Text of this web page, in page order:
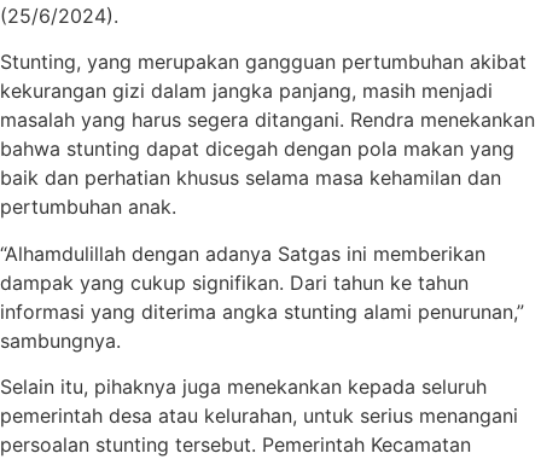
(25/6/2024).
Stunting, yang merupakan gangguan pertumbuhan akibat
kekurangan gizi dalam jangka panjang, masih menjadi
masalah yang harus segera ditangani. Rendra menekankan
bahwa stunting dapat dicegah dengan pola makan yang
baik dan perhatian khusus selama masa kehamilan dan
pertumbuhan anak.
“Alhamdulillah dengan adanya Satgas ini memberikan
dampak yang cukup signifikan. Dari tahun ke tahun
informasi yang diterima angka stunting alami penurunan,”
sambungnya.
Selain itu, pihaknya juga menekankan kepada seluruh
pemerintah desa atau kelurahan, untuk serius menangani
persoalan stunting tersebut. Pemerintah Kecamatan